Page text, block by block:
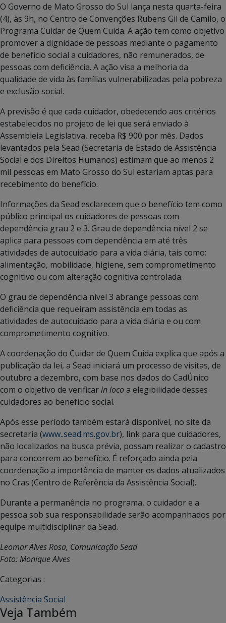
O Governo de Mato Grosso do Sul lança nesta quarta-feira
(4), às 9h, no Centro de Convenções Rubens Gil de Camilo, o
Programa Cuidar de Quem Cuida. A ação tem como objetivo
promover a dignidade de pessoas mediante o pagamento
de benefício social a cuidadores, não remunerados, de
pessoas com deficiência. A ação visa a melhoria da
qualidade de vida às famílias vulnerabilizadas pela pobreza
e exclusão social.
A previsão é que cada cuidador, obedecendo aos critérios
estabelecidos no projeto de lei que será enviado à
Assembleia Legislativa, receba R$ 900 por mês. Dados
levantados pela Sead (Secretaria de Estado de Assistência
Social e dos Direitos Humanos) estimam que ao menos 2
mil pessoas em Mato Grosso do Sul estariam aptas para
recebimento do benefício.
Informações da Sead esclarecem que o benefício tem como
público principal os cuidadores de pessoas com
dependência grau 2 e 3. Grau de dependência nível 2 se
aplica para pessoas com dependência em até três
atividades de autocuidado para a vida diária, tais como:
alimentação, mobilidade, higiene, sem comprometimento
cognitivo ou com alteração cognitiva controlada.
O grau de dependência nível 3 abrange pessoas com
deficiência que requeiram assistência em todas as
atividades de autocuidado para a vida diária e ou com
comprometimento cognitivo.
A coordenação do Cuidar de Quem Cuida explica que após a
publicação da lei, a Sead iniciará um processo de visitas, de
outubro a dezembro, com base nos dados do CadÚnico
com o objetivo de verificarin locoa elegibilidade desses
cuidadores ao benefício social.
Após esse período também estará disponível, no site da
secretaria (www..sead.ms.gov.br), link para que cuidadores,
não localizados na busca prévia, possam realizar o cadastro
para concorrem ao benefício. É reforçado ainda pela
coordenação a importância de manter os dados atualizados
no Cras (Centro de Referência da Assistência Social).
Durante a permanência no programa, o cuidador e a
pessoa sob sua responsabilidade serão acompanhados por
equipe multidisciplinar da Sead.
Leomar Alves Rosa, Comunicação Sead
Foto: Monique Alves
Categorias :
Assistência Social
Veja Também